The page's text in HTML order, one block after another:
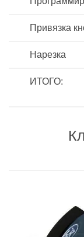
Привязка
Нарезка
ИТОГО: